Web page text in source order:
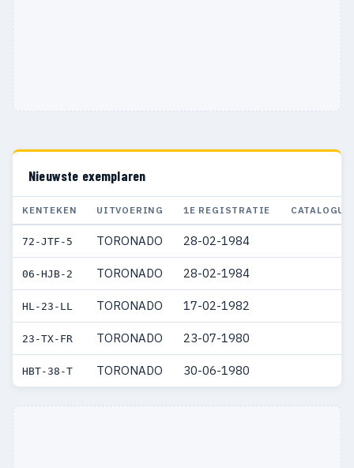
Nieuwste exemplaren
KENTEKEN UITVOERING 1E REGISTRATIE
72-JTF-5 TORONADO 28-02-1984
06-HJB-2 TORONADO 28-02-1984
HL-23-LL TORONADO 17-02-1982
23-TX-FR TORONADO 23-07-1980
HBT-38-T TORONADO 30-06-1980